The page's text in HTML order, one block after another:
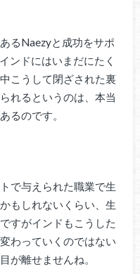
るNaezyと成功をサポ
ンドにはいまだにたく
こうして閉ざされた裏
れるというのは、本当
るのです。
で与えられた職業で生
もしれないくらい、生
すがインドもこうした
わっていくのではない
が離せませんね。